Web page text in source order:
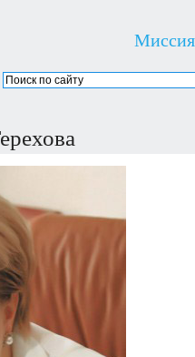
Миссия